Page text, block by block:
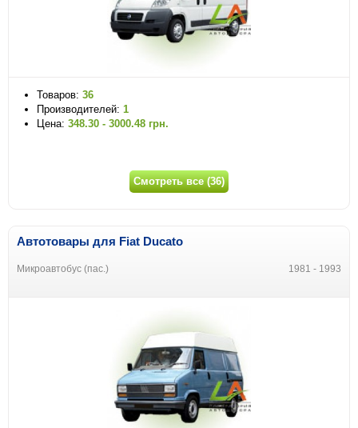
Товаров: 36
Производителей: 1
Цена: 348.30 - 3000.48 грн.
Смотреть все (36)
Автотовары для Fiat Ducato
Микроавтобус (пас.) 1981 - 1993